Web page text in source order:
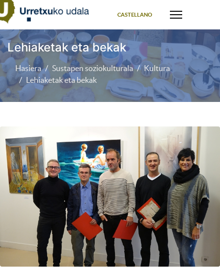
CASTELLANO
Lehiaketak eta bekak
Hasiera Sustapen soziokulturala
Kultura
Lehiaketak eta bekak